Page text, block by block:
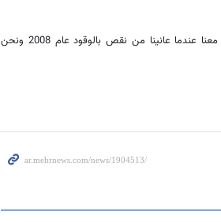
وعن طبيعة العلاقة بين البلدين ختم "سلطاني": "فنزويلا تضامنت معنا عندما عانينا من نقص بالوقود عام 2008 ونحن